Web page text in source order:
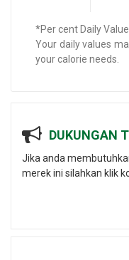
*Per cent Daily
Your daily values
your calorie needs.
DUKUNGAN
Jika anda
merek ini silahkan klik